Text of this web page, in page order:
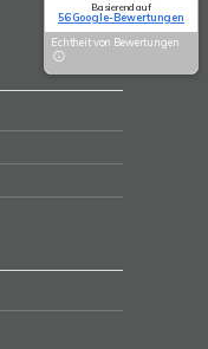
Basierend auf
56 Google-Bewertungen
Echtheit von Bewertungen